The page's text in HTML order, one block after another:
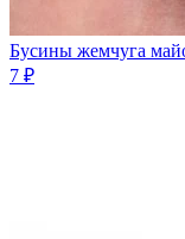
Бусины жемчуга
7 ₽